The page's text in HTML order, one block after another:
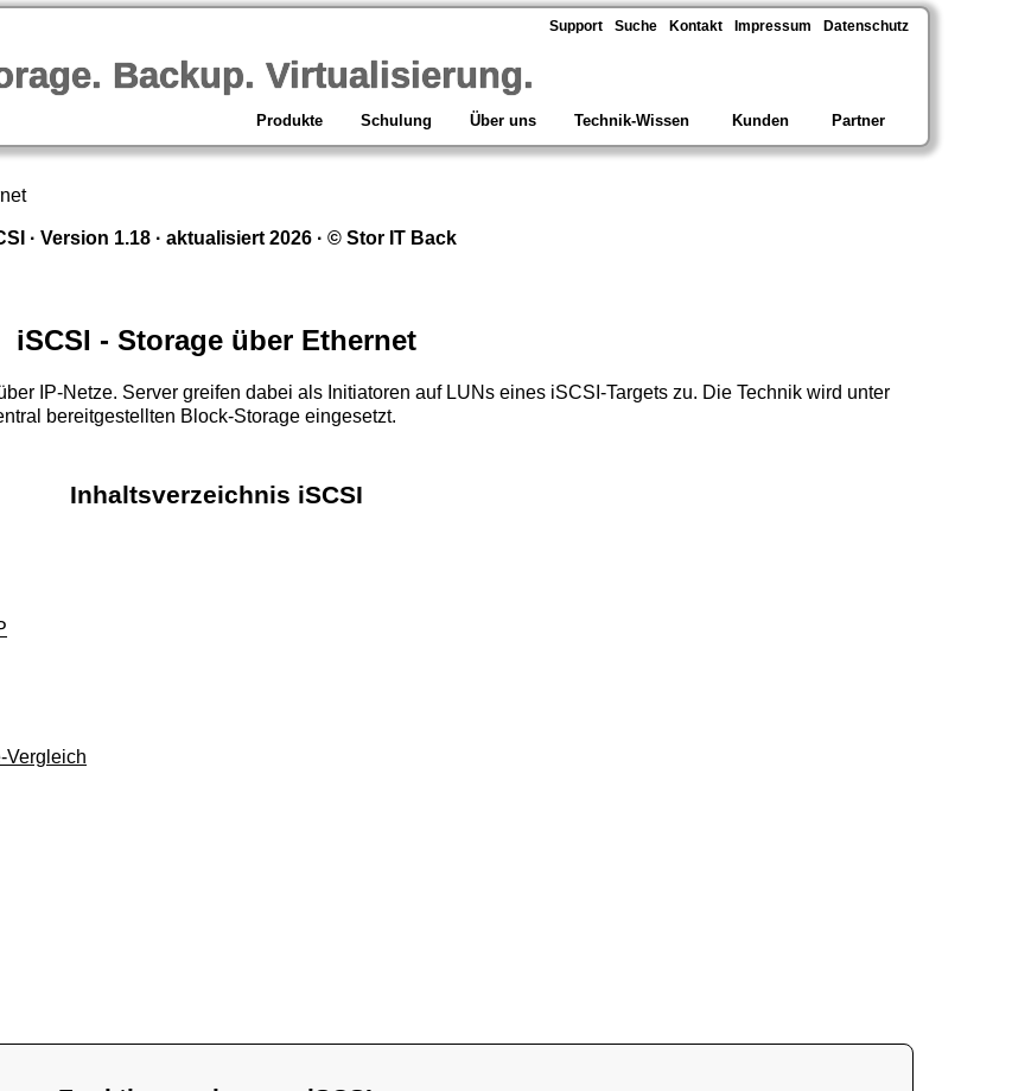
Support Suche Kontakt Impressum Datenschutz
Backup. Virtualisierung.
Produkte Schulung Über uns Technik-Wissen Kunden Partner
· Version 1.18 · aktualisiert 2026 · © Stor IT Back
iSCSI - Storage über Ethernet
IP-Netze. Server greifen dabei als Initiatoren auf LUNs eines iSCSI-Targets zu. Die Technik wird unter
bereitgestellten Block-Storage eingesetzt.
Inhaltsverzeichnis iSCSI
Vergleich